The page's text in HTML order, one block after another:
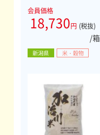
会員価格
18,730円 (税抜)
/箱
新潟県 米・穀物